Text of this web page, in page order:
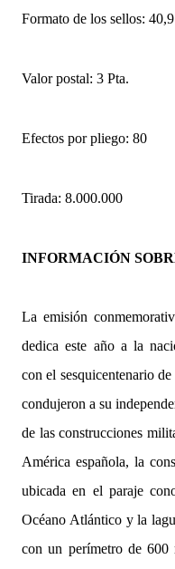
Formato de los sellos:
Valor postal: 3 Pta.
Efectos por pliego: 80
Tirada: 8.000.000
INFORMACIÓN
La emisión
dedica este año a la
con el sesquicentenario
condujeron a su
de las construcciones
América española, la
ubicada en el paraje
Océano Atlántico y la
con un perímetro de 600